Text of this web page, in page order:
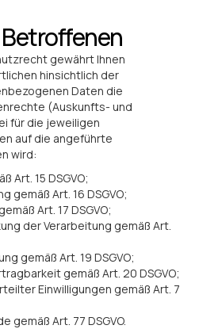
gewährt Ihnen
hinsichtlich der
Daten die
(Auskunfts- und
für die jeweiligen
auf die angeführte
wird:
Art. 15 DSGVO;
gemäß Art. 16 DSGVO;
Art. 17 DSGVO;
der Verarbeitung gemäß Art.
gemäß Art. 19 DSGVO;
gemäß Art. 20 DSGVO;
Einwilligungen gemäß Art. 7
gemäß Art. 77 DSGVO.